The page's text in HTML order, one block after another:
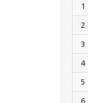
1
2
3
4
5
6